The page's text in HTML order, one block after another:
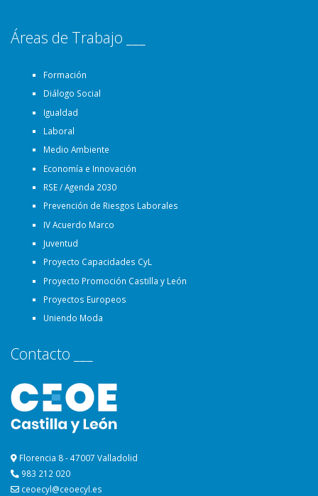
Áreas de Trabajo ___
Formación
Diálogo Social
Igualdad
Laboral
Medio Ambiente
Economía e Innovación
RSE / Agenda 2030
Prevención de Riesgos Laborales
IV Acuerdo Marco
Juventud
Proyecto Capacidades CyL
Proyecto Promoción Castilla y León
Proyectos Europeos
Uniendo Moda
Contacto ___
Florencia 8 - 47007 Valladolid
983 212 020
ceoecyl@ceoecyl.es